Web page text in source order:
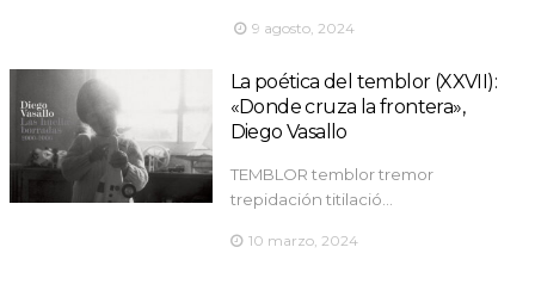
9 agosto, 2024
La poética del temblor (XXVII):
«Donde cruza la frontera»,
Diego Vasallo
TEMBLOR temblor tremor
trepidación titilació…
10 marzo, 2024